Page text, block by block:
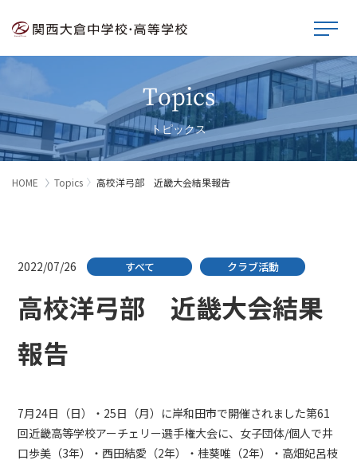
Topics
トピックス
HOME Topics 高校洋弓部 近畿大会結果報告
2022/07/26 すべて クラブ活動
高校洋弓部 近畿大会結果
報告
7月24日（日）・25日（月）に岸和田市で開催されました第61
回近畿高等学校アーチェリー選手権大会に、女子団体/個人で井
口歩美（3年）・西田結愛（2年）・桂葵唯（2年）・高畑妃呂枝